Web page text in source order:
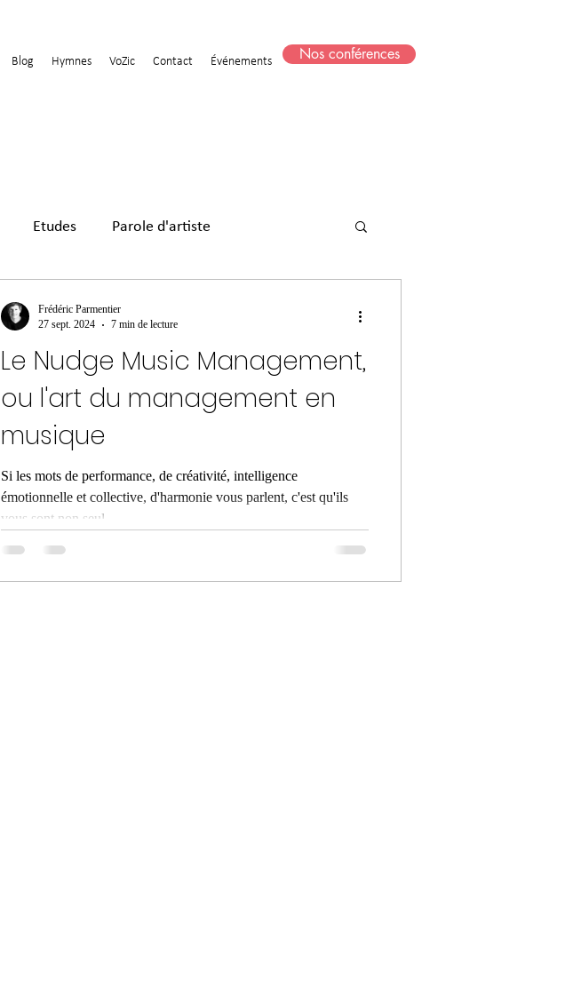
Blog Hymnes VoZic Contact Événements Nos conférences
Etudes Parole d'artiste
Le Nudge Music Management,
ou l'art du management en
musique
Si les mots de performance, de créativité, intelligence
émotionnelle et collective, d'harmonie vous parlent, c'est qu'ils
vous sont non seul
Frédéric Parmentier
27 sept. 2024
7 min de lecture